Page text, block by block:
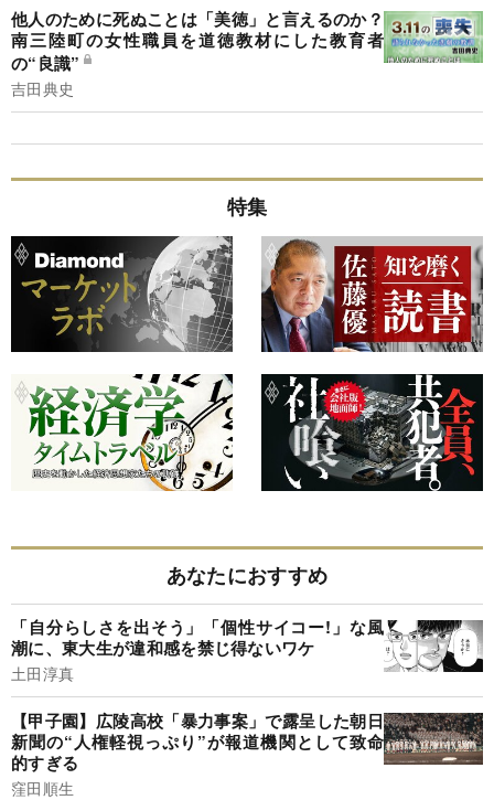
他人のために死ぬことは「美徳」と言えるのか？
南三陸町の女性職員を道徳教材にした教育者
の“良識”
吉田典史
特集
あなたにおすすめ
「自分らしさを出そう」「個性サイコー!」な風
潮に、東大生が違和感を禁じ得ないワケ
土田淳真
【甲子園】広陵高校「暴力事案」で露呈した朝日
新聞の“人権軽視っぷり”が報道機関として致命
的すぎる
窪田順生